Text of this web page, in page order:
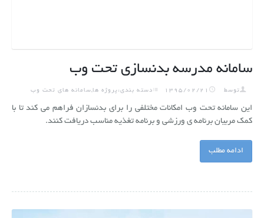
سامانه مدرسه بدنسازی تحت وب
توسط 1395/02/21 دسته بندی:پروژه ها,سامانه های تحت وب
این سامانه تحت وب امکانات مختلفی را برای بدنسازان فراهم می کند تا با
کمک مربیان برنامه ی ورزشی و برنامه تغذیه مناسب دریافت کنند.
ادامه مطلب